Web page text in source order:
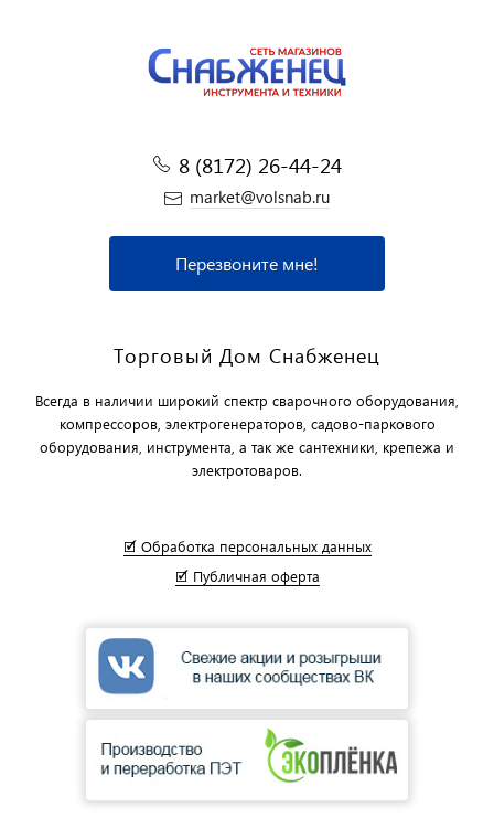
8 (8172) 26-44-24
market@volsnab.ru
Перезвоните мне!
Торговый Дом Снабженец
Всегда в наличии широкий спектр сварочного оборудования,
компрессоров, электрогенераторов, садово-паркового
оборудования, инструмента, а так же сантехники, крепежа и
электротоваров.
🗹 Обработка персональных данных
🗹 Публичная оферта